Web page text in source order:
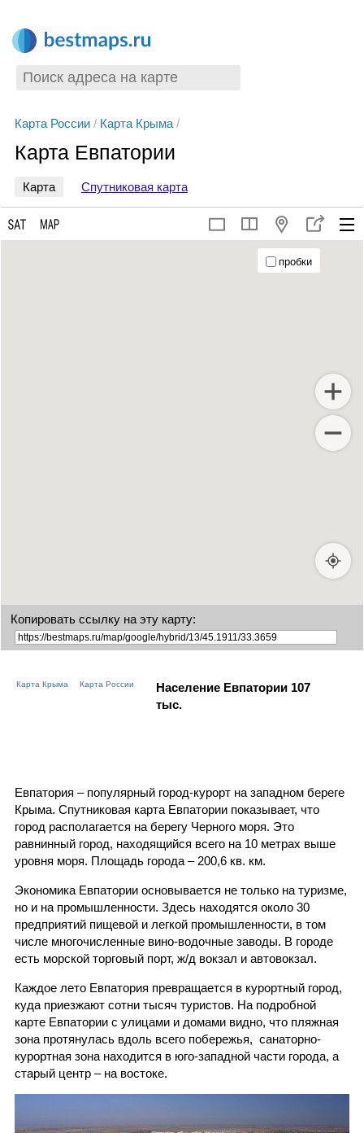
Карта России/ Карта Крыма/
Карта Евпатории
Карта Спутниковая карта
пробки
Копировать ссылку на эту карту:
Карта Крыма Карта России Население Евпатории 107
тыс.
Евпатория – популярный город-курорт на западном береге
Крыма. Спутниковая карта Евпатории показывает, что
город располагается на берегу Черного моря. Это
равнинный город, находящийся всего на 10 метрах выше
уровня моря. Площадь города – 200,6 кв. км.
Экономика Евпатории основывается не только на туризме,
но и на промышленности. Здесь находятся около 30
предприятий пищевой и легкой промышленности, в том
числе многочисленные вино-водочные заводы. В городе
есть морской торговый порт, ж/д вокзал и автовокзал.
Каждое лето Евпатория превращается в курортный город,
куда приезжают сотни тысяч туристов. На подробной
карте Евпатории с улицами и домами видно, что пляжная
зона протянулась вдоль всего побережья, санаторно-
курортная зона находится в юго-западной части города, а
старый центр – на востоке.